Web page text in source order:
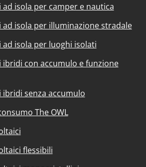
isola per camper e nautica
isola per illuminazione stradale
isola per luoghi isolati
con accumulo e funzione
senza accumulo
The OWL
flessibili